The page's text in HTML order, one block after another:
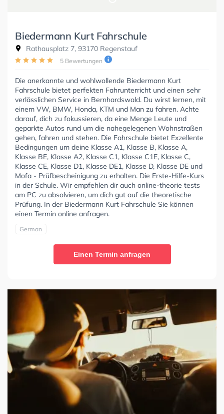
Biedermann Kurt Fahrschule
Rathausplatz 7, 93170 Regenstauf
5 Bewertungen
Die anerkannte und wohlwollende Biedermann Kurt
Fahrschule bietet perfekten Fahrunterricht und einen sehr
verlässlichen Service in Bernhardswald. Du wirst lernen, mit
einem VW, BMW, Honda, KTM und Man zu fahren. Achte
darauf, dich zu fokussieren, da eine Menge Leute und
geparkte Autos rund um die nahegelegenen Wohnstraßen
gehen, fahren und stehen. Die Fahrschule bietet Exzellente
Bedingungen um deine Klasse A1, Klasse B, Klasse A,
Klasse BE, Klasse A2, Klasse C1, Klasse C1E, Klasse C,
Klasse CE, Klasse D1, Klasse DE1, Klasse D, Klasse DE und
Mofa - Prüfbescheinigung zu erhalten. Die Erste-Hilfe-Kurs
in der Schule. Wir empfehlen dir auch online-theorie tests
am PC zu absolvieren, um dich gut auf die theoretische
Prüfung. In der Biedermann Kurt Fahrschule Sie können
einen Termin online anfragen.
German
Einen Termin anfragen